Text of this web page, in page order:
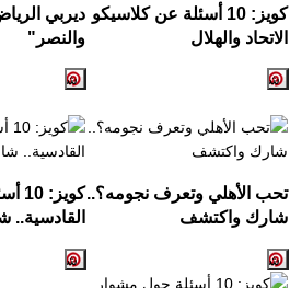
كويز: 10 أسئلة عن كلاسيكو
الاتحاد والهلال
ديربي
والنصر"
تحب الأهلي وتعرف نجومه؟..
شارك واكتشف
القادسية..